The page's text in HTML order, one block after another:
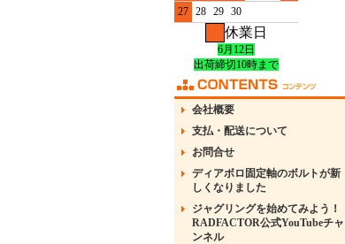
27 28 29 30
休業日
6月12日
出荷締切10時まで
会社概要
支払・配送について
お問合せ
ディアボロ固定軸のボルトが新
しくなりました
ジャグリングを始めてみよう！
RADFACTOR公式YouTubeチャ
ンネル